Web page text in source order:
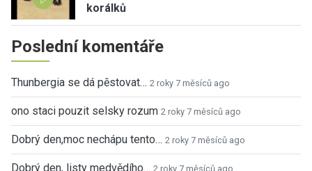
korálků
Poslední komentáře
Thunbergia se dá pěstovat… 2 roky 7 měsíců ago
ono staci pouzit selsky rozum 2 roky 7 měsíců ago
Dobrý den,moc nechápu tento… 2 roky 7 měsíců ago
Dobrý den, listy medvědího… 2 roky 7 měsíců ago